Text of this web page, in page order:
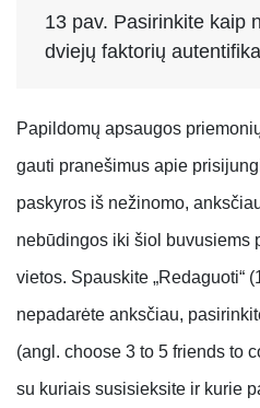
13 pav. Pasirinkite kaip
dviejų faktorių
Papildomų apsaugos
gauti pranešimus apie
paskyros iš nežinomo,
nebūdingos iki šiol buvusiems
vietos. Spauskite „Redaguoti“
nepadarėte anksčiau,
(angl. choose 3 to 5 friends to
su kuriais susisieksite ir kurie